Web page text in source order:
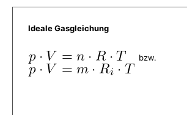
Ideale Gasgleichung
bzw.